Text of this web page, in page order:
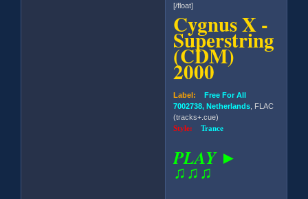
[/float]
Cygnus X -
Superstring
(CDM)
2000
Label: Free For All
7002738, Netherlands , FLAC
(tracks+.cue)
Style:Trance
PLAY ►
♫♫♫